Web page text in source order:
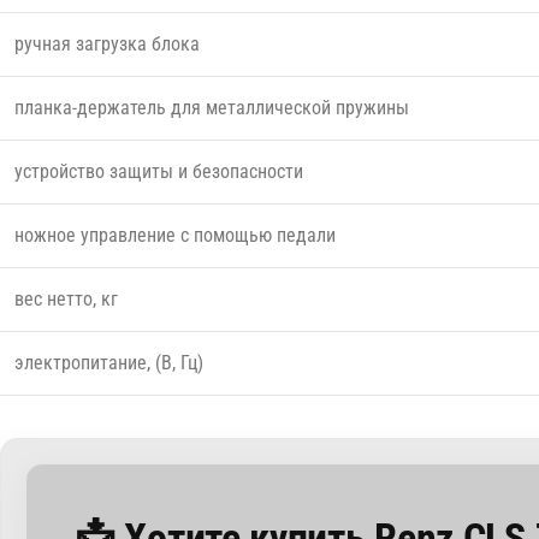
ручная загрузка блока
планка-держатель для металлической пружины
устройство защиты и безопасности
ножное управление с помощью педали
вес нетто, кг
электропитание, (В, Гц)